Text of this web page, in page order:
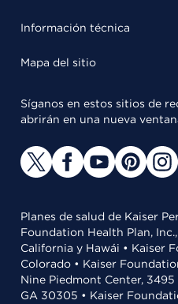
Información técnica
Mapa del sitio
Síganos en estos sitios de
abrirán en una nueva
Planes de salud de Kaiser
Foundation Health Plan,
California y Hawái • Kaiser
Colorado • Kaiser
Nine Piedmont Center,
GA 30305 • Kaiser